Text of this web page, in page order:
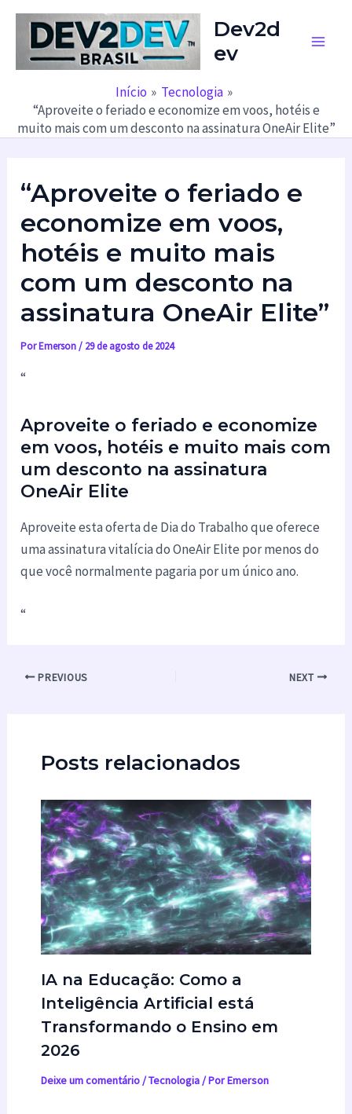
Dev2d
ev
Início
Tecnologia
“Aproveite o feriado e economize em voos, hotéis e
muito mais com um desconto na assinatura OneAir Elite”
“Aproveite o feriado e
economize em voos,
hotéis e muito mais
com um desconto na
assinatura OneAir Elite”
PorEmerson/ 29 de agosto de 2024
“
Aproveite o feriado e economize
em voos, hotéis e muito mais com
um desconto na assinatura
OneAir Elite
Aproveite esta oferta de Dia do Trabalho que oferece
uma assinatura vitalícia do OneAir Elite por menos do
que você normalmente pagaria por um único ano.
“
PREVIOUS NEXT
Posts relacionados
IA na Educação: Como a
Inteligência Artificial está
Transformando o Ensino em
2026
Deixe um comentário/Tecnologia/ PorEmerson